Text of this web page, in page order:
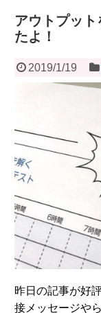
アウトプッ
たよ！
2019/1/19
昨日の記事が好
接メッセージや